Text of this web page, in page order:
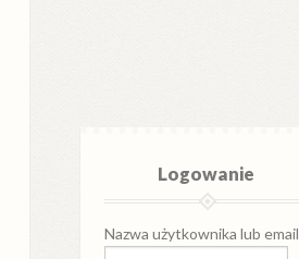
Logowanie
Nazwa użytkownika lub email